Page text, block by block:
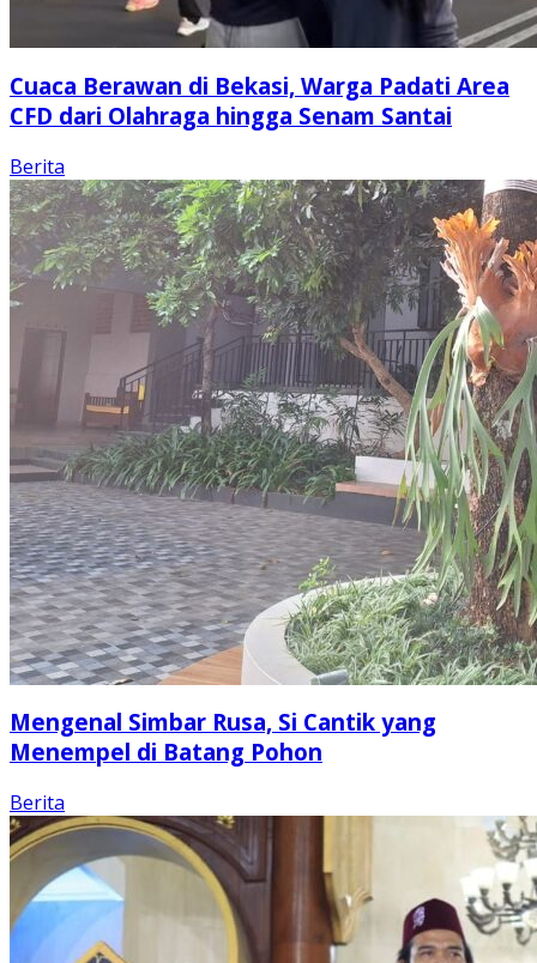
Cuaca Berawan di Bekasi, Warga Padati Area
CFD dari Olahraga hingga Senam Santai
Berita
Mengenal Simbar Rusa, Si Cantik yang
Menempel di Batang Pohon
Berita